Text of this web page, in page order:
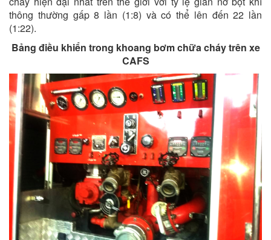
thông thường gấp 8 lần (1:8) và có thể lên đến 22 lần
(1:22).
Bảng điều khiển trong khoang bơm chữa cháy trên xe
CAFS